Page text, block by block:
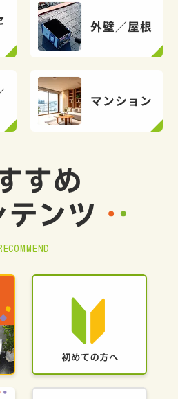
外壁／屋根
マンション
すめ
テンツ